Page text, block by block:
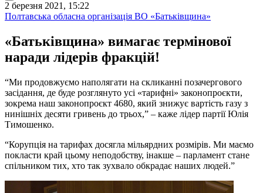
2 березня 2021, 15:22
Полтавська обласна організація ВО «Батьківщина»
«Батьківщина» вимагає термінової
наради лідерів фракцій!
“Ми продовжуємо наполягати на скликанні позачергового
засідання, де буде розглянуто усі «тарифні» законопроєкти,
зокрема наш законопроєкт 4680, який знижує вартість газу з
нинішніх десяти гривень до трьох,” – каже лідер партії Юлія
Тимошенко.
“Корупція на тарифах досягла мільярдних розмірів. Ми маємо
покласти край цьому неподобству, інакше – парламент стане
спільником тих, хто так зухвало обкрадає наших людей.”